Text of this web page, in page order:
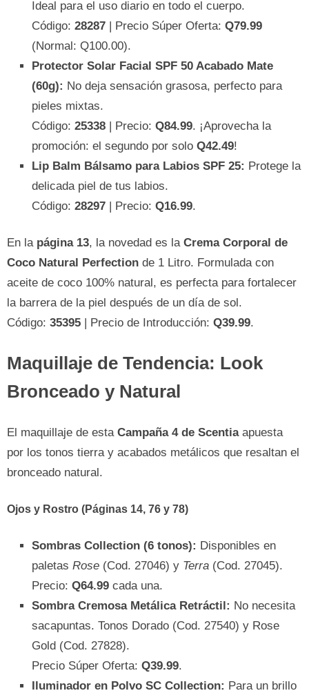
Ideal para el uso diario en todo el cuerpo.
Código: 28287 | Precio Súper Oferta: Q79.99
(Normal: Q100.00).
Protector Solar Facial SPF 50 Acabado Mate
(60g): No deja sensación grasosa, perfecto para
pieles mixtas.
Código: 25338 | Precio: Q84.99. ¡Aprovecha la
promoción: el segundo por solo Q42.49!
Lip Balm Bálsamo para Labios SPF 25: Protege la
delicada piel de tus labios.
Código: 28297 | Precio: Q16.99.
En la página 13, la novedad es la Crema Corporal de
Coco Natural Perfection de 1 Litro. Formulada con
aceite de coco 100% natural, es perfecta para fortalecer
la barrera de la piel después de un día de sol.
Código: 35395 | Precio de Introducción: Q39.99.
Maquillaje de Tendencia: Look
Bronceado y Natural
El maquillaje de esta Campaña 4 de Scentiaapuesta
por los tonos tierra y acabados metálicos que resaltan el
bronceado natural.
Ojos y Rostro (Páginas 14, 76 y 78)
Sombras Collection (6 tonos): Disponibles en
paletas Rose (Cod. 27046) y Terra (Cod. 27045).
Precio: Q64.99 cada una.
Sombra Cremosa Metálica Retráctil: No necesita
sacapuntas. Tonos Dorado (Cod. 27540) y Rose
Gold (Cod. 27828).
Precio Súper Oferta: Q39.99.
Iluminador en Polvo SC Collection: Para un brillo